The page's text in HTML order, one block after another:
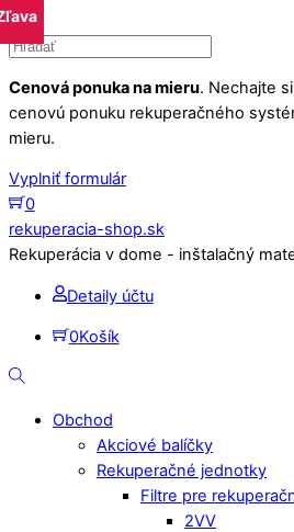
Skip
to
Cenová ponuka na mieru. Nechajte
cenovú ponuku rekuperačného
mieru.
Vyplniť formulár
0
Menu
rekuperacia-shop.sk
Rekuperácia v dome - inštalačný
Detaily účtu
0Košík
Hľadať
Obchod
Akciové balíčky
Rekuperačné jednotky
Filtre pre
2VV